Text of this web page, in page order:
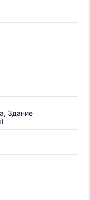
Здание